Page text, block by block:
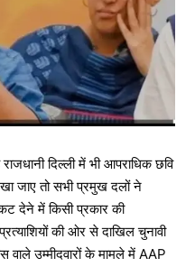
दिल्ली में भी आपराधिक छवि
जाए तो सभी प्रमुख दलों ने
देने में किसी प्रकार की
की ओर से दाखिल चुनावी
उम्मीदवारों के मामले में AAP